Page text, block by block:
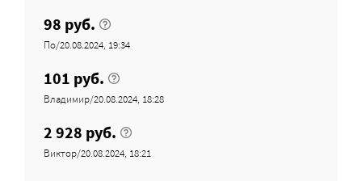
98 руб.
По/20.08.2024, 19:34
101 руб.
Владимир/20.08.2024, 18:28
2 928 руб.
Виктор/20.08.2024, 18:21